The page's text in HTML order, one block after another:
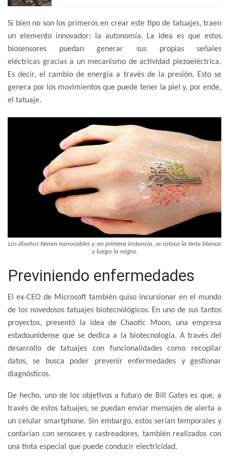
Si bien no son los primeros en crear este tipo de tatuajes, traen
un elemento innovador: la autonomía. La idea es que estos
biosensores puedan generar sus propias señales
eléctricas gracias a un mecanismo de actividad piezoeléctrica.
Es decir, el cambio de energía a través de la presión. Esto se
genera por los movimientos que puede tener la piel y, por ende,
el tatuaje.
Los diseños tienen nanocables y, en primera instancia, se coloca la tinta blanca
y luego la negra.
Previniendo enfermedades
El ex-CEO de Microsoft también quiso incursionar en el mundo
de los novedosos tatuajes biotecnológicos. En uno de sus tantos
proyectos, presentó la idea de Chaotic Moon, una empresa
estadounidense que se dedica a la biotecnología. A través del
desarrollo de tatuajes con funcionalidades como recopilar
datos, se busca poder prevenir enfermedades y gestionar
diagnósticos.
De hecho, uno de los objetivos a futuro de Bill Gates es que, a
través de estos tatuajes, se puedan enviar mensajes de alerta a
un celular smartphone. Sin embargo, estos serían temporales y
contarían con sensores y rastreadores, también realizados con
una tinta especial que puede conducir electricidad.